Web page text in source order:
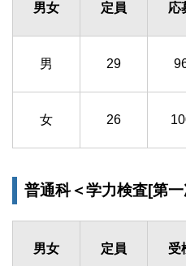
男女 定員 応
男 29
女 26
普通科＜学力検査[第
男女 定員 受